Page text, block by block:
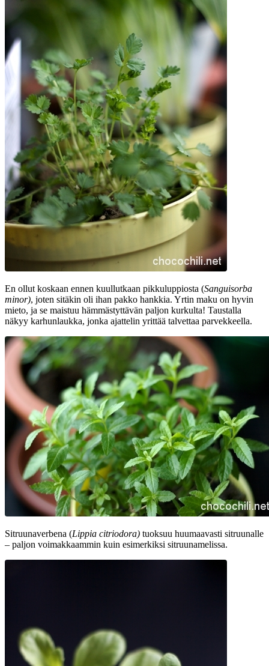
En ollut koskaan ennen kuullutkaan pikkuluppiosta (Sanguisorba
minor), joten sitäkin oli ihan pakko hankkia. Yrtin maku on hyvin
mieto, ja se maistuu hämmästyttävän paljon kurkulta! Taustalla
näkyy karhunlaukka, jonka ajattelin yrittää talvettaa parvekkeella.
Sitruunaverbena (Lippia citriodora) tuoksuu huumaavasti sitruunalle
– paljon voimakkaammin kuin esimerkiksi sitruunamelissa.